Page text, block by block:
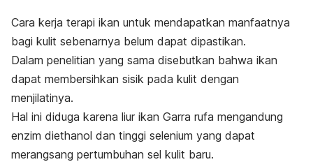
Cara kerja terapi ikan untuk mendapatkan manfaatnya
bagi kulit sebenarnya belum dapat dipastikan.
Dalam penelitian yang sama disebutkan bahwa ikan
dapat membersihkan sisik pada kulit dengan
menjilatinya.
Hal ini diduga karena liur ikan Garra rufa mengandung
enzim diethanol dan tinggi selenium yang dapat
merangsang pertumbuhan sel kulit baru.